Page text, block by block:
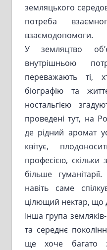
земляцького
потреба
взаємодопомоги.
У земляцтво
внутрішньою
переважають ті,
біографію та
ностальгією
проведені тут, на
де рідний аромат
квітує,
професією,
більше
навіть саме
цілющий нектар, що
Інша група
та середнє
ще хоче багато